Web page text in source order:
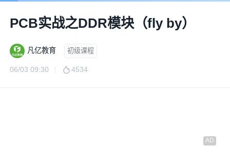
PCB实战之DDR模块（fly by）
凡亿教育 初级课程
06/03 09:30 4534